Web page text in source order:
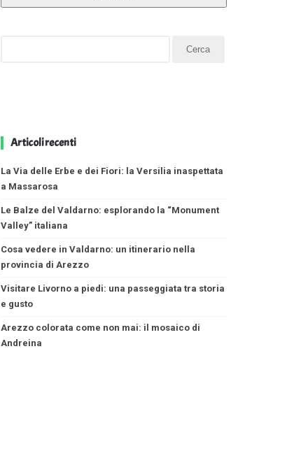
Articoli recenti
La Via delle Erbe e dei Fiori: la Versilia inaspettata
a Massarosa
Le Balze del Valdarno: esplorando la “Monument
Valley” italiana
Cosa vedere in Valdarno: un itinerario nella
provincia di Arezzo
Visitare Livorno a piedi: una passeggiata tra storia
e gusto
Arezzo colorata come non mai: il mosaico di
Andreina